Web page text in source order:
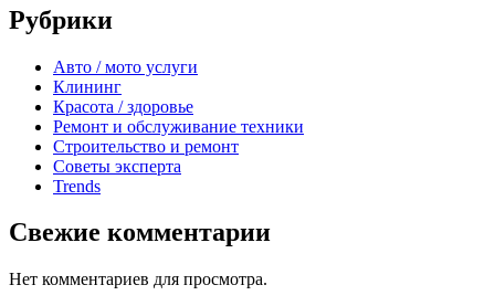
Рубрики
Авто / мото услуги
Клининг
Красота / здоровье
Ремонт и обслуживание техники
Строительство и ремонт
Советы эксперта
Trends
Свежие комментарии
Нет комментариев для просмотра.